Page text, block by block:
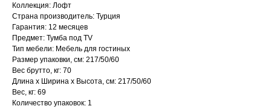
Коллекция: Лофт
Страна производитель: Турция
Гарантия: 12 месяцев
Предмет: Тумба под TV
Тип мебели: Мебель для гостиных
Размер упаковки, см: 217/50/60
Вес брутто, кг: 70
Длина х Ширина х Высота, см: 217/50/60
Вес, кг: 69
Количество упаковок: 1